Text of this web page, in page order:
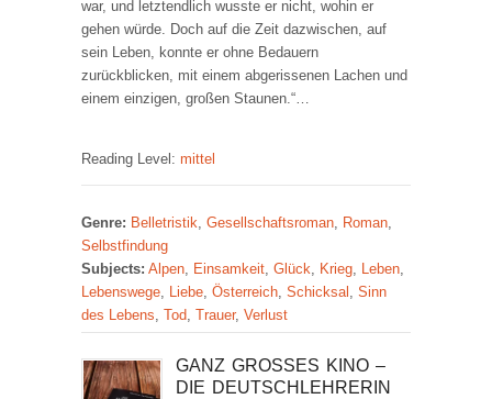
war, und letztendlich wusste er nicht, wohin er
gehen würde. Doch auf die Zeit dazwischen, auf
sein Leben, konnte er ohne Bedauern
zurückblicken, mit einem abgerissenen Lachen und
einem einzigen, großen Staunen.“…
Reading Level: mittel
Genre: Belletristik, Gesellschaftsroman, Roman,
Selbstfindung
Subjects: Alpen, Einsamkeit, Glück, Krieg, Leben,
Lebenswege, Liebe, Österreich, Schicksal , Sinn
des Lebens, Tod, Trauer, Verlust
GANZ GROSSES KINO – D
IE DEUTSCHLEHRERIN